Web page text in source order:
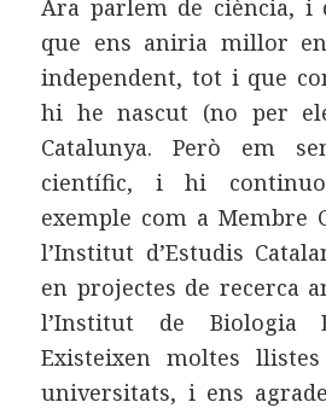
Ara parlem de ciència, i
que ens aniria millor
independent, tot i que
hi he nascut (no per
Catalunya. Però em
científic, i hi
exemple com a Membre
l’Institut d’Estudis
en projectes de recerca
l’Institut de Biologia
Existeixen moltes
universitats, i ens